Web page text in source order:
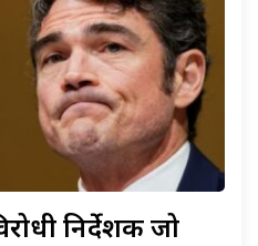
निर्देशक जो